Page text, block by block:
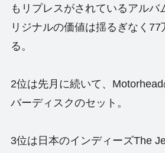
もリプレスがされているアルバ
リジナルの価値は揺るぎなく
る。
2位は先月に続いて、
バーディスクのセット。
3位は日本のインディーズThe